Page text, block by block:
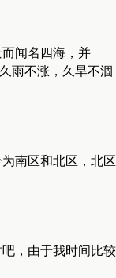
闻名四海，并
雨不涨，久旱不涸
南区和北区，北区
，由于我时间比较